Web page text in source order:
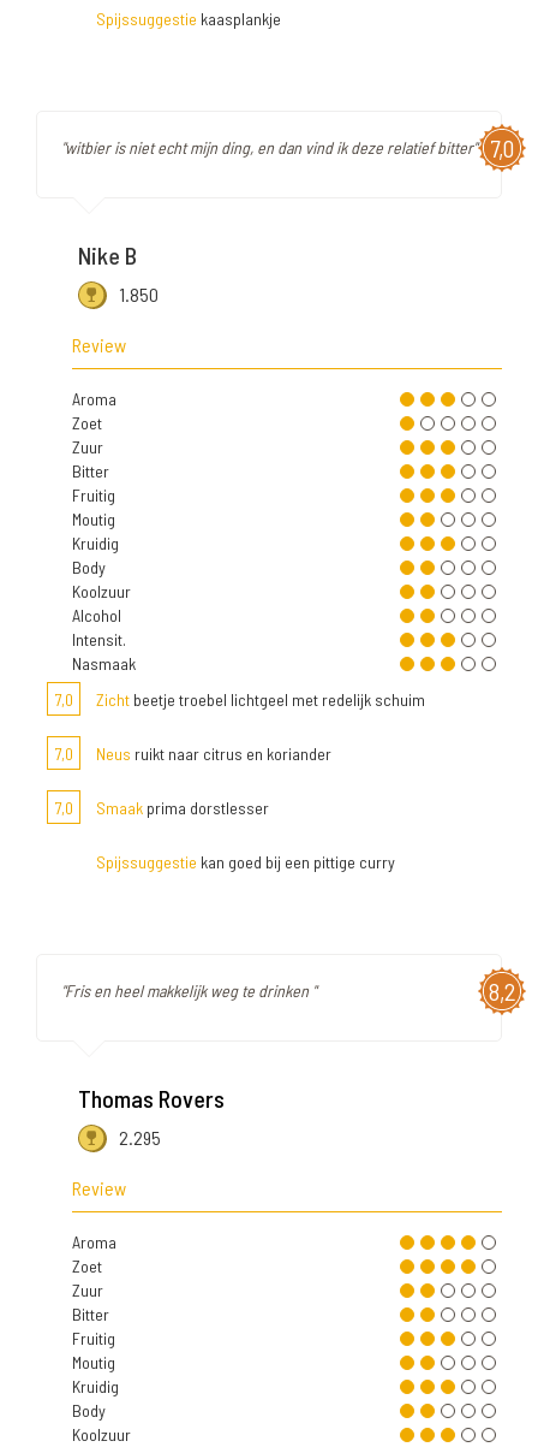
Spijssuggestie kaasplankje
7,0
"witbier is niet echt mijn ding, en dan vind ik deze relatief bitter"
Nike B
1.850
Review
Aroma
Zoet
Zuur
Bitter
Fruitig
Moutig
Kruidig
Body
Koolzuur
Alcohol
Intensit.
Nasmaak
7,0
Zicht beetje troebel lichtgeel met redelijk schuim
7,0 Neus ruikt naar citrus en koriander
7,0 Smaak prima dorstlesser
Spijssuggestie kan goed bij een pittige curry
8,2
"Fris en heel makkelijk weg te drinken "
Thomas Rovers
2.295
Review
Aroma
Zoet
Zuur
Bitter
Fruitig
Moutig
Kruidig
Body
Koolzuur